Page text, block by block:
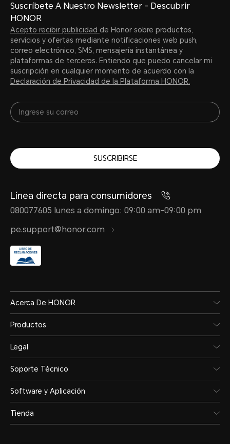
Suscríbete A Nuestro Newsletter - Descubrir
HONOR
Acepto recibir publicidad de Honor sobre productos,
servicios y ofertas mediante notificaciones web push,
correo electrónico, SMS, mensajería instantánea y
plataformas de terceros. Entiendo que puedo cancelar mi
suscripción en cualquier momento de acuerdo con la
Declaración de Privacidad de la Plataforma HONOR.
SUSCRIBIRSE
Línea directa para consumidores
080077605 lunes a domingo: 09:00 am-09:00 pm
pe.support@honor.com
Acerca De HONOR
Productos
Legal
Soporte Técnico
Software y Aplicación
Tienda